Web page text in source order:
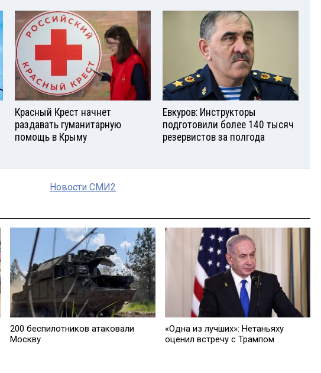
Красный Крест начнет
раздавать гуманитарную
помощь в Крыму
Евкуров: Инструкторы
подготовили более 140 тысяч
резервистов за полгода
Новости СМИ2
200 беспилотников атаковали
Москву
«Одна из лучших»: Нетаньяху
оценил встречу с Трампом